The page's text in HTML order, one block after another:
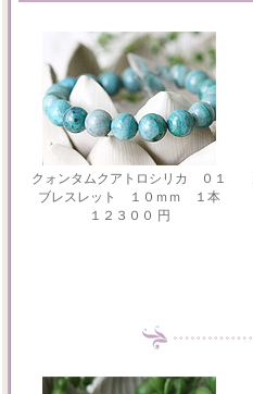
クォンタムクアトロシリカ ０１
ブレスレット １０ｍｍ １本
１２３００ 円